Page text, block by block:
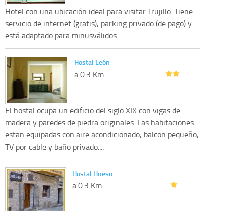
Hotel con una ubicación ideal para visitar Trujillo. Tiene
servicio de internet (gratis), parking privado (de pago) y
está adaptado para minusválidos.
Hostal León
a 0.3 Km
El hostal ocupa un edificio del siglo XIX con vigas de
madera y paredes de piedra originales. Las habitaciones
estan equipadas con aire acondicionado, balcon pequeño,
TV por cable y baño privado....
Hostal Hueso
a 0.3 Km